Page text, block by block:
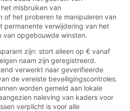
misbruiken van
of het proberen te manipuleren van
permanente verwijdering van het
van opgebouwde winsten.
zijn: stort alleen op € vanaf
naam zijn geregistreerd.
verwerkt naar geverifieerde
de vereiste beveiligingscontroles.
worden gemeld aan lokale
naleving van kaders voor
verplicht is voor alle